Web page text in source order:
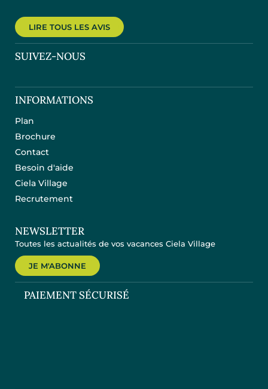
LIRE TOUS LES AVIS
SUIVEZ-NOUS
INFORMATIONS
Plan
Brochure
Contact
Besoin d'aide
Ciela Village
Recrutement
NEWSLETTER
Toutes les actualités de vos vacances Ciela Village
JE M'ABONNE
PAIEMENT SÉCURISÉ